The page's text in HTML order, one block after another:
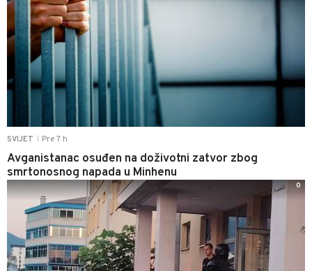
SVIJET Pre 7 h
Avganistanac osuđen na doživotni zatvor zbog
smrtonosnog napada u Minhenu
0